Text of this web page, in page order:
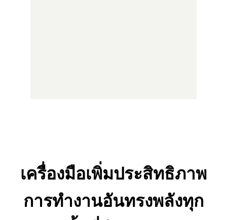
เครื่องมือเพิ่มประสิทธิภาพ
การทำงานอันทรงพลังทุก